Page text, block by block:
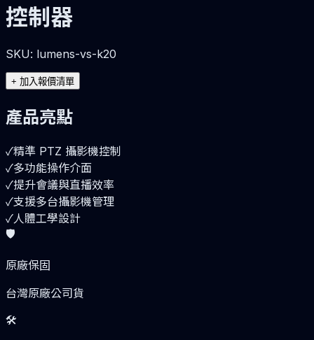
控制器
SKU: lumens-vs-k20
+ 加入報價清單
產品亮點
✓精準 PTZ 攝影機控制
✓多功能操作介面
✓提升會議與直播效率
✓支援多台攝影機管理
✓人體工學設計
🛡️
原廠保固
台灣原廠公司貨
🛠️